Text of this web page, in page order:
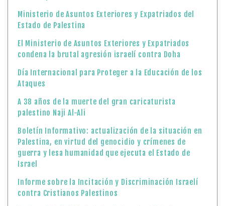
Ministerio de Asuntos Exteriores y Expatriados del
Estado de Palestina
El Ministerio de Asuntos Exteriores y Expatriados
condena la brutal agresión israelí contra Doha
Día Internacional para Proteger a la Educación de los
Ataques
A 38 años de la muerte del gran caricaturista
palestino Naji Al-Ali
Boletín Informativo: actualización de la situación en
Palestina, en virtud del genocidio y crímenes de
guerra y lesa humanidad que ejecuta el Estado de
Israel
Informe sobre la Incitación y Discriminación Israelí
contra Cristianos Palestinos